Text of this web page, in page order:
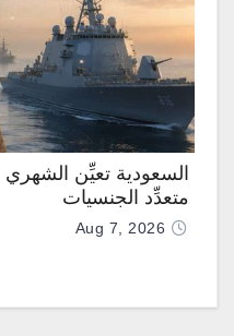
السعودية تعيِّن الشهري
متعدِّد الجنسيات
Aug 7, 2026